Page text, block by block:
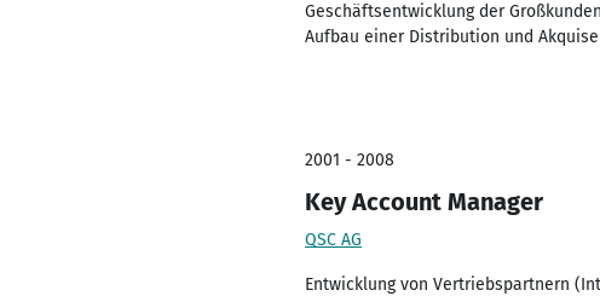
Geschäftsentwicklung der
Aufbau einer Distribution und
2001 - 2008
Key Account Manager
QSC AG
Entwicklung von Vertriebspartnern